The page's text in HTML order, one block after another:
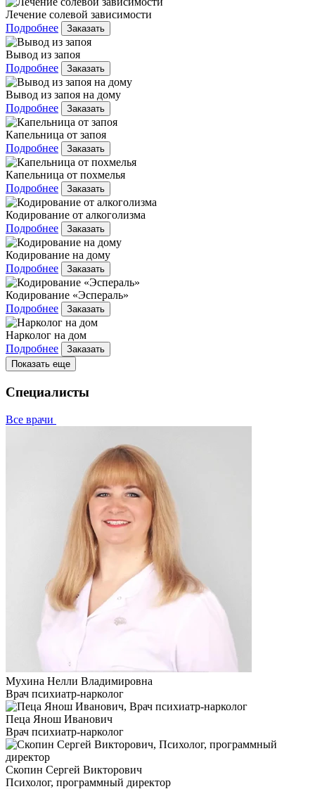
Лечение солевой зависимости
Подробнее
Заказать
Вывод из запоя
Подробнее
Заказать
Вывод из запоя на дому
Подробнее
Заказать
Капельница от запоя
Подробнее
Заказать
Капельница от похмелья
Подробнее
Заказать
Кодирование от алкоголизма
Подробнее
Заказать
Кодирование на дому
Подробнее
Заказать
Кодирование «Эспераль»
Подробнее
Заказать
Нарколог на дом
Подробнее
Заказать
Показать еще
Специалисты
Все врачи
Мухина Нелли Владимировна
Врач психиатр-нарколог
Пеца Янош Иванович
Врач психиатр-нарколог
Скопин Сергей Викторович
Психолог, программный директор